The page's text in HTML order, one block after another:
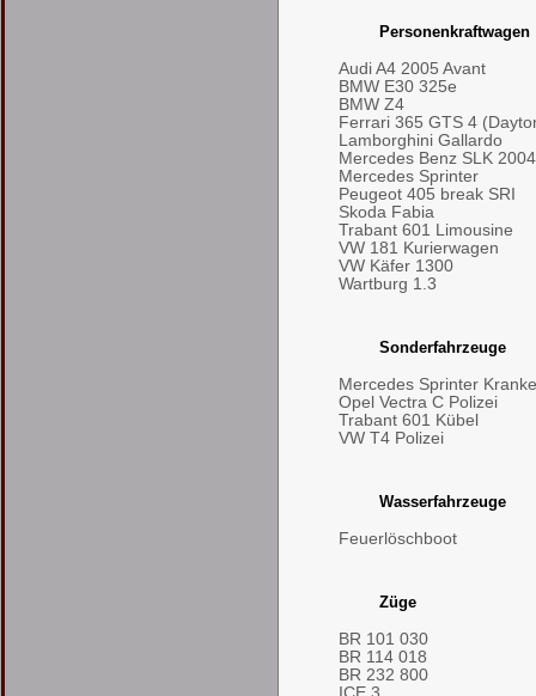
Personenkraftwagen
Audi A4 2005 Avant
BMW E30 325e
BMW Z4
Ferrari 365 GTS 4
Lamborghini Gallardo
Mercedes Benz SLK
Mercedes Sprinter
Peugeot 405 break SRI
Skoda Fabia
Trabant 601 Limousine
VW 181 Kurierwagen
VW Käfer 1300
Wartburg 1.3
Sonderfahrzeuge
Mercedes Sprinter
Opel Vectra C Polizei
Trabant 601 Kübel
VW T4 Polizei
Wasserfahrzeuge
Feuerlöschboot
Züge
BR 101 030
BR 114 018
BR 232 800